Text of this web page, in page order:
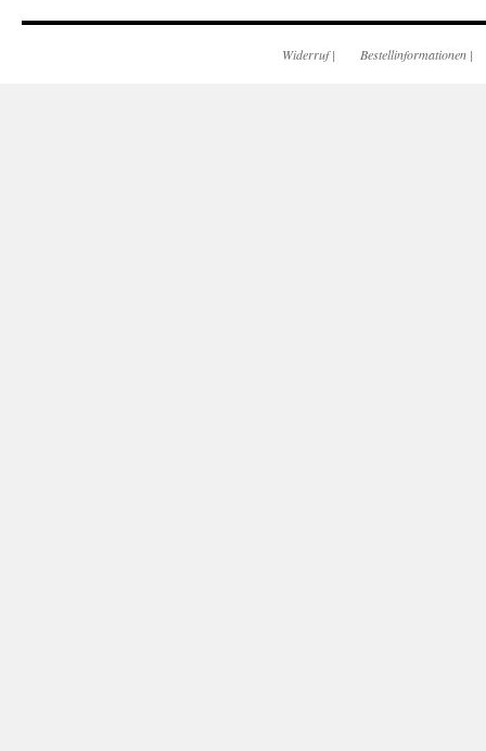
Widerruf| Bestellinformationen |